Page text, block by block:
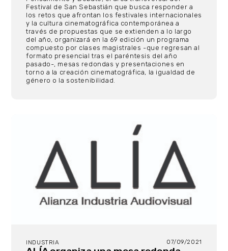
Festival de San Sebastián que busca responder a
los retos que afrontan los festivales internacionales
y la cultura cinematográfica contemporánea a
través de propuestas que se extienden a lo largo
del año, organizará en la 69 edición un programa
compuesto por clases magistrales -que regresan al
formato presencial tras el paréntesis del año
pasado-, mesas redondas y presentaciones en
torno a la creación cinematográfica, la igualdad de
género o la sostenibilidad.
INDUSTRIA 07/09/2021